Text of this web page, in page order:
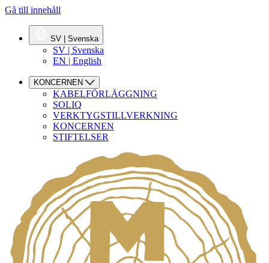
Gå till innehåll
SV | Svenska
SV | Svenska
EN | English
KONCERNEN
KABELFÖRLÄGGNING
SOLIQ
VERKTYGSTILLVERKNING
KONCERNEN
STIFTELSER